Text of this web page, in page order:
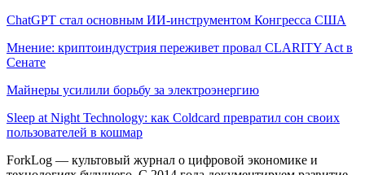
ChatGPT стал основным ИИ-инструментом Конгресса США
Мнение: криптоиндустрия переживет провал CLARITY Act в
Сенате
Майнеры усилили борьбу за электроэнергию
Sleep at Night Technology: как Coldcard превратил сон своих
пользователей в кошмар
ForkLog — культовый журнал о цифровой экономике и